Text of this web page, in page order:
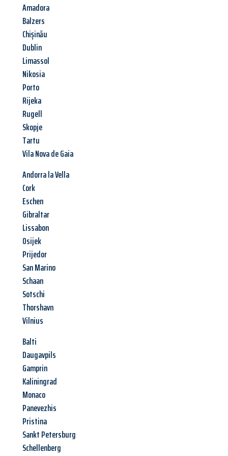
Amadora
Balzers
Chișinău
Dublin
Limassol
Nikosia
Porto
Rijeka
Rugell
Skopje
Tartu
Vila Nova de Gaia
Andorra la Vella
Cork
Eschen
Gibraltar
Lissabon
Osijek
Prijedor
San Marino
Schaan
Sotschi
Thorshavn
Vilnius
Balti
Daugavpils
Gamprin
Kaliningrad
Monaco
Panevezhis
Pristina
Sankt Petersburg
Schellenberg